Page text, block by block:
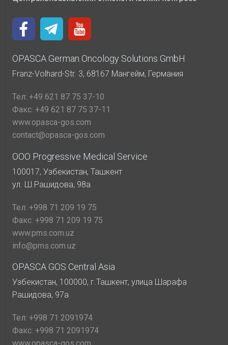
OPASCA German Oncology Solutions GmbH
Franz-Volhard-Str. 3, 68167 Мангейм, Германия
Тел: +49 621 87 75 37-10
Факс: +49 621 87 75 37-11
www.opasca-gos.com
contact@opasca-gos.com
ООО Progressive Medical Service
100017, Узбекистан, Ташкент
ул. Ш.Рашидова, 98а
Тел: +998 71 209 19 75
Факс: +998 71 209 19 75
www.pms.com.uz
info@pms.com.uz
OPASCA GOS Central Asia
Узбекистан, 100000, г.Ташкент, улица Шарафа
Рашидова, 97а
Тел: +998 71 2091974
Факс: +998 71 2091974